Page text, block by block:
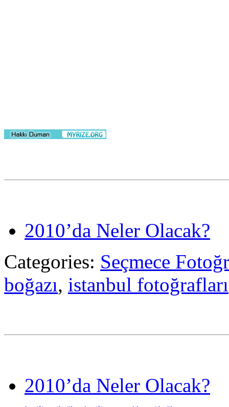
2010’da Neler Olacak?
Categories: Seçmece
boğazı, istanbul fotoğrafları
2010’da Neler Olacak?